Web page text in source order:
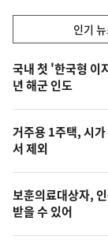
기,
최
신,
오
늘
의
영
상
인기
기
뉴
스
국내 첫 '한국형
년 해군 인도
거주용 1주택, 시
서 제외
보훈의료대상자,
받을 수 있어